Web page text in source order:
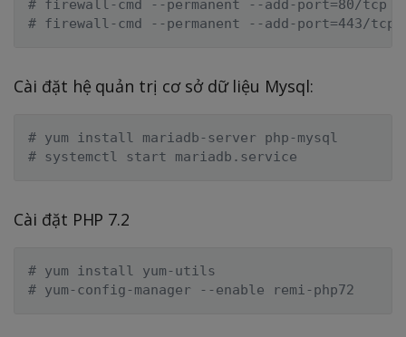
# firewall-cmd --permanent --add-port=80/tcp
# firewall-cmd --permanent --add-port=443/tcp
Cài đặt hệ quản trị cơ sở dữ liệu Mysql:
# yum install mariadb-server php-mysql
# systemctl start mariadb.service
Cài đặt PHP 7.2
# yum install yum-utils
# yum-config-manager --enable remi-php72